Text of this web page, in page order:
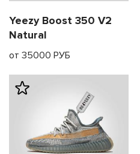
Yeezy Boost 350 V2
Natural
от 35000 РУБ